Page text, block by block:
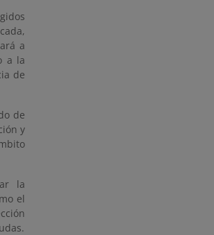
a
a la
de
de
y
la
el